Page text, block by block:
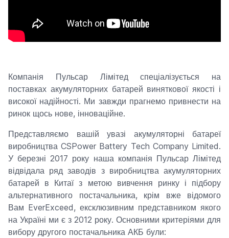
Компанія Пульсар Лімітед спеціалізується на
поставках акумуляторних батарей виняткової якості і
високої надійності. Ми завжди прагнемо привнести на
ринок щось нове, інноваційне.
Представляємо вашій увазі акумуляторні батареї
виробництва CSPower Battery Tech Company Limited.
У березні 2017 року наша компанія Пульсар Лімітед
відвідала ряд заводів з виробництва акумуляторних
батарей в Китаї з метою вивчення ринку і підбору
альтернативного постачальника, крім вже відомого
Вам EverExceed, ексклюзивним представником якого
на Україні ми є з 2012 року. Основними критеріями для
вибору другого постачальника АКБ були: